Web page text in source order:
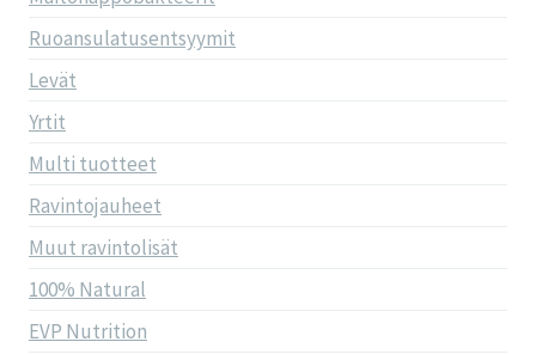
Ruoansulatusentsyymit
Levät
Yrtit
Multi tuotteet
Ravintojauheet
Muut ravintolisät
100% Natural
EVP Nutrition